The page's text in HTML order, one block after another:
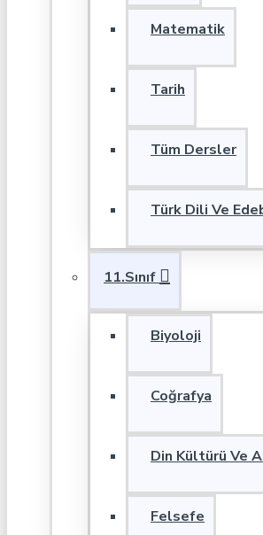
Matematik
Tarih
Tüm Dersler
Türk Dili Ve
11.Sınıf
Biyoloji
Coğrafya
Din Kültürü Ve
Felsefe